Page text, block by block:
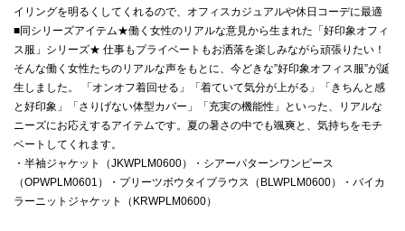
イリングを明るくしてくれるので、オフィスカジュアルや休日コーデに最適
■同シリーズアイテム★働く女性のリアルな意見から生まれた「好印象オフィ
ス服」シリーズ★ 仕事もプライベートもお洒落を楽しみながら頑張りたい！
そんな働く女性たちのリアルな声をもとに、今どきな”好印象オフィス服”が誕
生しました。 「オンオフ着回せる」「着ていて気分が上がる」「きちんと感
と好印象」「さりげない体型カバー」「充実の機能性」といった、リアルな
ニーズにお応えするアイテムです。夏の暑さの中でも颯爽と、気持ちをモチ
ベートしてくれます。
・半袖ジャケット（JKWPLM0600）・シアーパターンワンピース
（OPWPLM0601）・プリーツボウタイブラウス（BLWPLM0600）・バイカ
ラーニットジャケット（KRWPLM0600）